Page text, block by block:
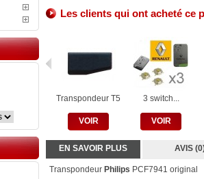
Les clients qui ont acheté ce
Transpondeur T5
VOIR
3 switch...
VOIR
EN SAVOIR PLUS AVIS
Transpondeur Philips PCF7941 original